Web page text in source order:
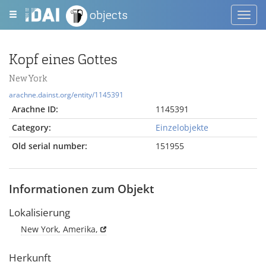
objects
Kopf eines Gottes
New York
arachne.dainst.org/entity/1145391
Arachne ID:
1145391
Category:
Einzelobjekte
Old serial number:
151955
Informationen zum Objekt
Lokalisierung
New York, Amerika,
Herkunft